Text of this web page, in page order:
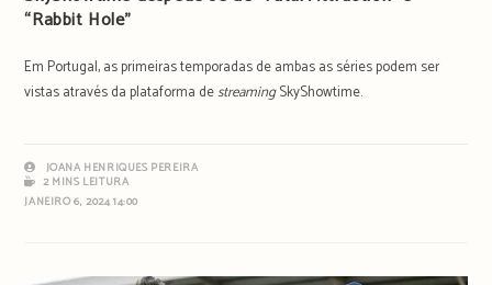
“Rabbit Hole”
Em Portugal, as primeiras temporadas de ambas as séries podem ser
vistas através da plataforma destreamingSkyShowtime.
JOANA HENRIQUES PEREIRA
2 MINS LEITURA
JANEIRO 6, 2024 14:00